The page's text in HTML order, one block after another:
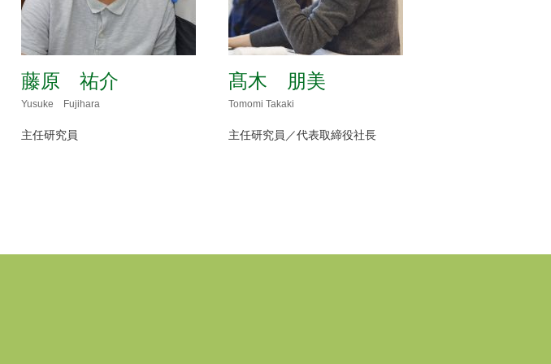
藤原 祐介
Yusuke Fujihara
主任研究員
髙木 朋美
Tomomi Takaki
主任研究員／代表取締役社長